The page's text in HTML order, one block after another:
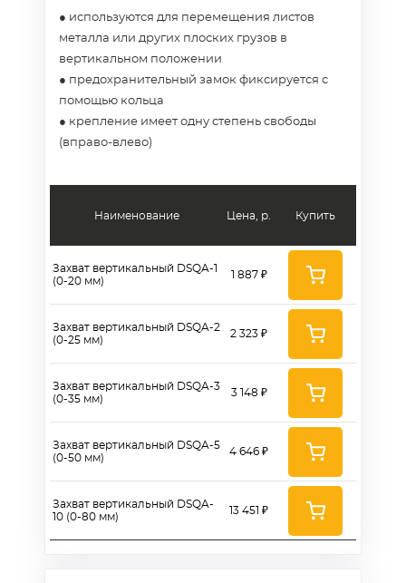
● используются для перемещения листов
металла или других плоских грузов в
вертикальном положении
● предохранительный замок фиксируется с
помощью кольца
● крепление имеет одну степень свободы
(вправо-влево)
Наименование
Захват вертикальный DSQA-1
(0-20 мм)
Захват вертикальный DSQA-2
(0-25 мм)
Захват вертикальный DSQA-3
(0-35 мм)
Захват вертикальный DSQA-5
(0-50 мм)
Захват вертикальный DSQA-
10 (0-80 мм)
Цена, р.
1 887 ₽
2 323 ₽
3 148 ₽
4 646 ₽
13 451 ₽
Купить